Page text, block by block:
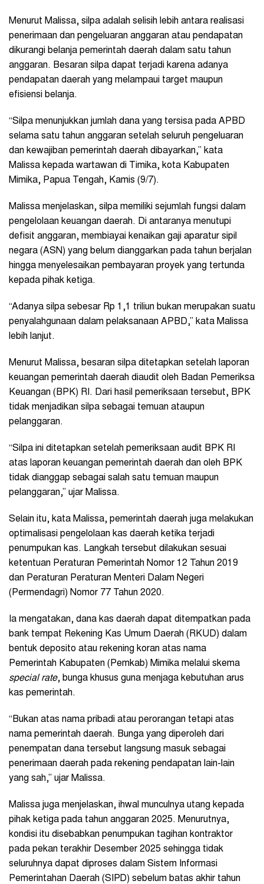
Menurut Malissa, silpa adalah selisih lebih antara realisasi
penerimaan dan pengeluaran anggaran atau pendapatan
dikurangi belanja pemerintah daerah dalam satu tahun
anggaran. Besaran silpa dapat terjadi karena adanya
pendapatan daerah yang melampaui target maupun
efisiensi belanja.
“Silpa menunjukkan jumlah dana yang tersisa pada APBD
selama satu tahun anggaran setelah seluruh pengeluaran
dan kewajiban pemerintah daerah dibayarkan,” kata
Malissa kepada wartawan di Timika, kota Kabupaten
Mimika, Papua Tengah, Kamis (9/7).
Malissa menjelaskan, silpa memiliki sejumlah fungsi dalam
pengelolaan keuangan daerah. Di antaranya menutupi
defisit anggaran, membiayai kenaikan gaji aparatur sipil
negara (ASN) yang belum dianggarkan pada tahun berjalan
hingga menyelesaikan pembayaran proyek yang tertunda
kepada pihak ketiga.
“Adanya silpa sebesar Rp 1,1 triliun bukan merupakan suatu
penyalahgunaan dalam pelaksanaan APBD,” kata Malissa
lebih lanjut.
Menurut Malissa, besaran silpa ditetapkan setelah laporan
keuangan pemerintah daerah diaudit oleh Badan Pemeriksa
Keuangan (BPK) RI. Dari hasil pemeriksaan tersebut, BPK
tidak menjadikan silpa sebagai temuan ataupun
pelanggaran.
“Silpa ini ditetapkan setelah pemeriksaan audit BPK RI
atas laporan keuangan pemerintah daerah dan oleh BPK
tidak dianggap sebagai salah satu temuan maupun
pelanggaran,” ujar Malissa.
Selain itu, kata Malissa, pemerintah daerah juga melakukan
optimalisasi pengelolaan kas daerah ketika terjadi
penumpukan kas. Langkah tersebut dilakukan sesuai
ketentuan Peraturan Pemerintah Nomor 12 Tahun 2019
dan Peraturan Peraturan Menteri Dalam Negeri
(Permendagri) Nomor 77 Tahun 2020.
Ia mengatakan, dana kas daerah dapat ditempatkan pada
bank tempat Rekening Kas Umum Daerah (RKUD) dalam
bentuk deposito atau rekening koran atas nama
Pemerintah Kabupaten (Pemkab) Mimika melalui skema
special rate, bunga khusus guna menjaga kebutuhan arus
kas pemerintah.
“Bukan atas nama pribadi atau perorangan tetapi atas
nama pemerintah daerah. Bunga yang diperoleh dari
penempatan dana tersebut langsung masuk sebagai
penerimaan daerah pada rekening pendapatan lain-lain
yang sah,” ujar Malissa.
Malissa juga menjelaskan, ihwal munculnya utang kepada
pihak ketiga pada tahun anggaran 2025. Menurutnya,
kondisi itu disebabkan penumpukan tagihan kontraktor
pada pekan terakhir Desember 2025 sehingga tidak
seluruhnya dapat diproses dalam Sistem Informasi
Pemerintahan Daerah (SIPD) sebelum batas akhir tahun